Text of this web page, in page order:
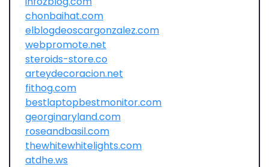
chonbaihat.com
elblogdeoscargonzalez.com
webpromote.net
steroids-store.co
arteydecoracion.net
fithog.com
bestlaptopbestmonitor.com
georginaryland.com
roseandbasil.com
thewhitewhitelights.com
atdhe.ws